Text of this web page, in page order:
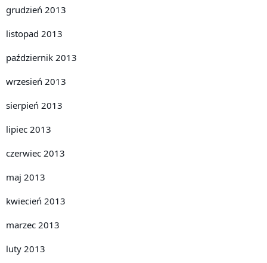
grudzień 2013
listopad 2013
październik 2013
wrzesień 2013
sierpień 2013
lipiec 2013
czerwiec 2013
maj 2013
kwiecień 2013
marzec 2013
luty 2013